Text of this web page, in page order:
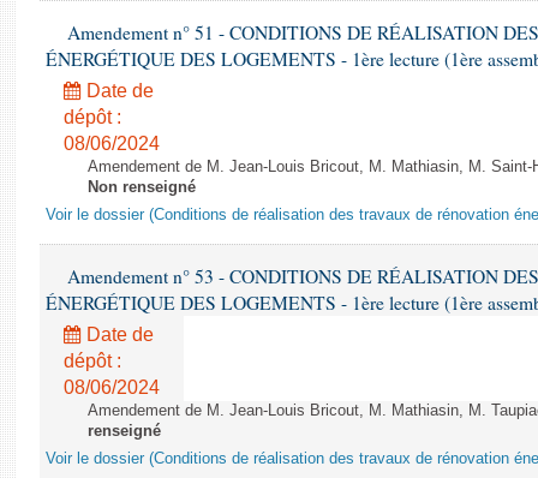
Amendement n° 51 - CONDITIONS DE RÉALISATION
ÉNERGÉTIQUE DES LOGEMENTS - 1ère lecture (1ère
Date de
dépôt :
08/06/2024
Amendement de M. Jean-Louis Bricout, M. Mathiasin, M.
Non renseigné
Voir le dossier (Conditions de réalisation des travaux de rénovation
Amendement n° 53 - CONDITIONS DE RÉALISATION
ÉNERGÉTIQUE DES LOGEMENTS - 1ère lecture (1ère
Date de
dépôt :
08/06/2024
Amendement de M. Jean-Louis Bricout, M. Mathiasin, M.
renseigné
Voir le dossier (Conditions de réalisation des travaux de rénovation